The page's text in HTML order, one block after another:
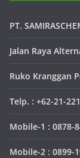
PT.
Jalan Raya
Ruko Kranggan
Telp. : +62-21-
Mobile-1 : 0878-
Mobile-2 : 0899-